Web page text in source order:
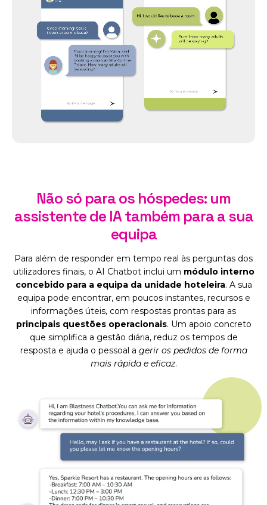
Não só para os hóspedes: um
assistente de IA também para a sua
equipa
Para além de responder em tempo real às perguntas dos
utilizadores finais, o AI Chatbot inclui um módulo interno
concebido para a equipa da unidade hoteleira. A sua
equipa pode encontrar, em poucos instantes, recursos e
informações úteis, com respostas prontas para as
principais questões operacionais. Um apoio concreto
que simplifica a gestão diária, reduz os tempos de
resposta e ajuda o pessoal a gerir os pedidos de forma
mais rápida e eficaz.